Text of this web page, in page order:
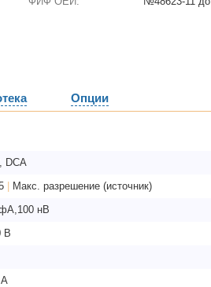
Опции
DCA
Макс. разрешение (источник)
нВ
В